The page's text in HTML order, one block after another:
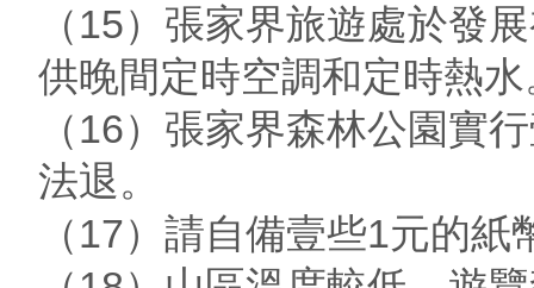
（15）張家界旅遊處於發
供晚間定時空調和定時熱水
（16）張家界森林公園實
法退。
（17）請自備壹些1元的